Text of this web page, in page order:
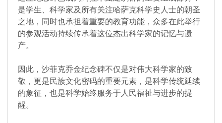
是学生、科学家及所有关注哈萨克科学史人士的朝圣
之地，同时也承担着重要的教育功能，众多在此举行
的参观活动持续传承着这位杰出科学家的记忆与遗
产。
因此，沙菲克乔金纪念碑不仅是对伟大科学家的致
敬，更是民族文化密码的重要元素，是科学传统延续
的象征，也是科学始终服务于人民福祉与进步的提
醒。